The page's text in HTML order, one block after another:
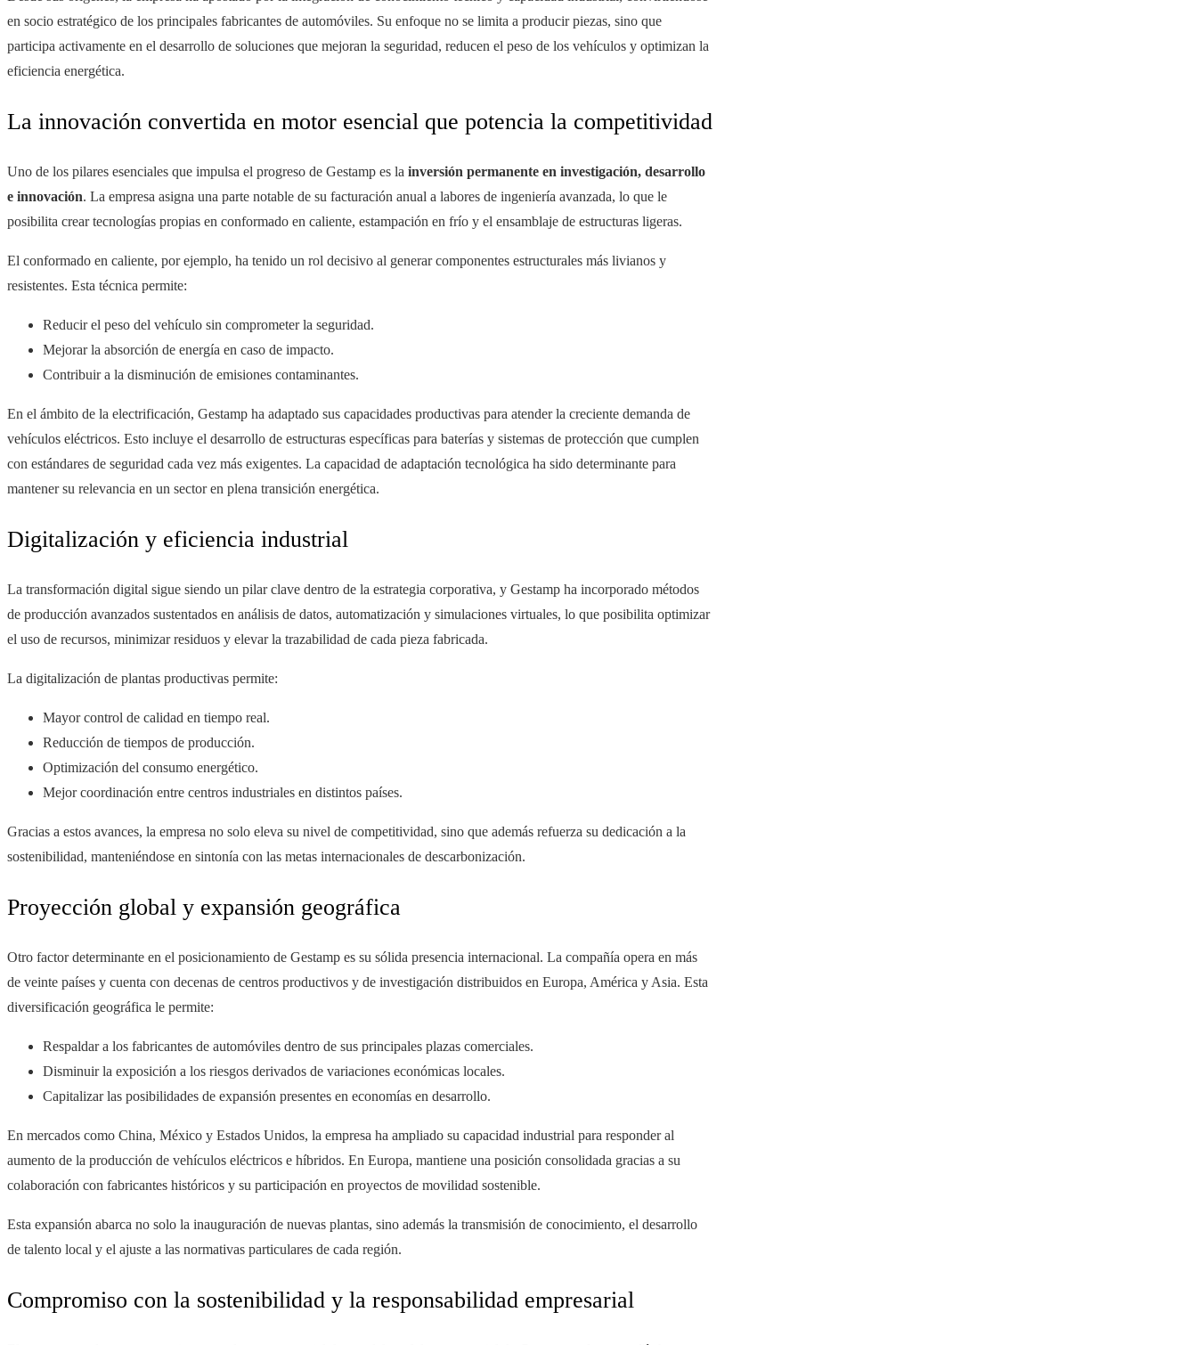
en socio estratégico de los principales fabricantes de automóviles. Su enfoque no se limita a producir piezas, sino que
participa activamente en el desarrollo de soluciones que mejoran la seguridad, reducen el peso de los vehículos y optimizan la
eficiencia energética.
La innovación convertida en motor esencial que potencia la competitividad
Uno de los pilares esenciales que impulsa el progreso de Gestamp es la inversión permanente en investigación, desarrollo
e innovación. La empresa asigna una parte notable de su facturación anual a labores de ingeniería avanzada, lo que le
posibilita crear tecnologías propias en conformado en caliente, estampación en frío y el ensamblaje de estructuras ligeras.
El conformado en caliente, por ejemplo, ha tenido un rol decisivo al generar componentes estructurales más livianos y
resistentes. Esta técnica permite:
Reducir el peso del vehículo sin comprometer la seguridad.
Mejorar la absorción de energía en caso de impacto.
Contribuir a la disminución de emisiones contaminantes.
En el ámbito de la electrificación, Gestamp ha adaptado sus capacidades productivas para atender la creciente demanda de
vehículos eléctricos. Esto incluye el desarrollo de estructuras específicas para baterías y sistemas de protección que cumplen
con estándares de seguridad cada vez más exigentes. La capacidad de adaptación tecnológica ha sido determinante para
mantener su relevancia en un sector en plena transición energética.
Digitalización y eficiencia industrial
La transformación digital sigue siendo un pilar clave dentro de la estrategia corporativa, y Gestamp ha incorporado métodos
de producción avanzados sustentados en análisis de datos, automatización y simulaciones virtuales, lo que posibilita optimizar
el uso de recursos, minimizar residuos y elevar la trazabilidad de cada pieza fabricada.
La digitalización de plantas productivas permite:
Mayor control de calidad en tiempo real.
Reducción de tiempos de producción.
Optimización del consumo energético.
Mejor coordinación entre centros industriales en distintos países.
Gracias a estos avances, la empresa no solo eleva su nivel de competitividad, sino que además refuerza su dedicación a la
sostenibilidad, manteniéndose en sintonía con las metas internacionales de descarbonización.
Proyección global y expansión geográfica
Otro factor determinante en el posicionamiento de Gestamp es su sólida presencia internacional. La compañía opera en más
de veinte países y cuenta con decenas de centros productivos y de investigación distribuidos en Europa, América y Asia. Esta
diversificación geográfica le permite:
Respaldar a los fabricantes de automóviles dentro de sus principales plazas comerciales.
Disminuir la exposición a los riesgos derivados de variaciones económicas locales.
Capitalizar las posibilidades de expansión presentes en economías en desarrollo.
En mercados como China, México y Estados Unidos, la empresa ha ampliado su capacidad industrial para responder al
aumento de la producción de vehículos eléctricos e híbridos. En Europa, mantiene una posición consolidada gracias a su
colaboración con fabricantes históricos y su participación en proyectos de movilidad sostenible.
Esta expansión abarca no solo la inauguración de nuevas plantas, sino además la transmisión de conocimiento, el desarrollo
de talento local y el ajuste a las normativas particulares de cada región.
Compromiso con la sostenibilidad y la responsabilidad empresarial